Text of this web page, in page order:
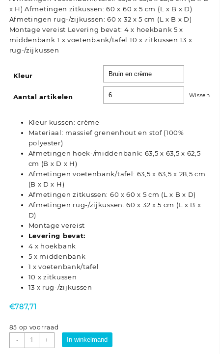
x H) Afmetingen zitkussen: 60 x 60 x 5 cm (L x B x D)
Afmetingen rug-/zijkussen: 60 x 32 x 5 cm (L x B x D)
Montage vereist Levering bevat: 4 x hoekbank 5 x
middenbank 1 x voetenbank/tafel 10 x zitkussen 13 x
rug-/zijkussen
Kleur
Aantal artikelen Wissen
Kleur kussen: crème
Materiaal: massief grenenhout en stof (100%
polyester)
Afmetingen hoek-/middenbank: 63,5 x 63,5 x 62,5
cm (B x D x H)
Afmetingen voetenbank/tafel: 63,5 x 63,5 x 28,5 cm
(B x D x H)
Afmetingen zitkussen: 60 x 60 x 5 cm (L x B x D)
Afmetingen rug-/zijkussen: 60 x 32 x 5 cm (L x B x
D)
Montage vereist
Levering bevat:
4 x hoekbank
5 x middenbank
1 x voetenbank/tafel
10 x zitkussen
13 x rug-/zijkussen
€787,71
85 op voorraad
-
10-
delige
+ In winkelmand